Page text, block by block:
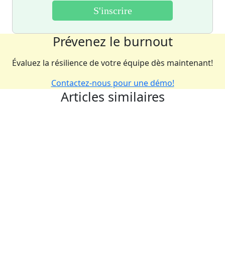
Prévenez le burnout
Évaluez la résilience de votre équipe dès maintenant!
Contactez-nous pour une démo!
Articles similaires